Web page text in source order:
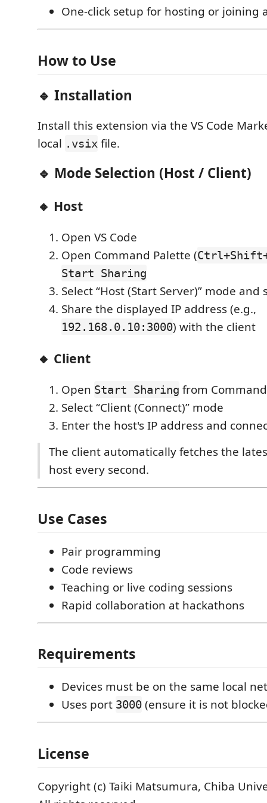
One-click setup for hosting or joining
How to Use
🔹 Installation
Install this extension via the VS Code
local .vsix file.
🔹 Mode Selection (Host / Client)
🔸 Host
Open VS Code
Open Command Palette (
Start Sharing
Select “Host (Start Server)” mode
Share the displayed IP address (e.g.,
192.168.0.10:3000) with the client
🔸 Client
Open Start Sharing from
Select “Client (Connect)” mode
Enter the host's IP address and
The client automatically fetches the
host every second.
Use Cases
Pair programming
Code reviews
Teaching or live coding sessions
Rapid collaboration at hackathons
Requirements
Devices must be on the same local
Uses port 3000 (ensure it is not
License
Copyright (c) Taiki Matsumura, Chiba